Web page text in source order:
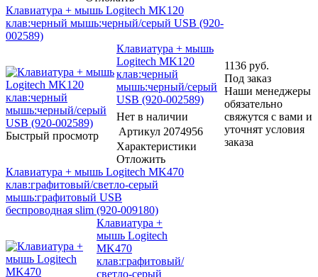
Клавиатура + мышь Logitech MK120
клав:черный мышь:черный/серый USB (920-
002589)
Быстрый просмотр
Клавиатура + мышь
Logitech MK120
клав:черный
мышь:черный/серый
USB (920-002589)
Нет в наличии
Артикул 2074956
Характеристики
Отложить
1136 руб.
Под заказ
Наши менеджеры
обязательно
свяжутся с вами и
уточнят условия
заказа
Клавиатура + мышь Logitech MK470
клав:графитовый/светло-серый
мышь:графитовый USB
беспроводная slim (920-009180)
Клавиатура +
мышь Logitech
MK470
клав:графитовый/
светло-серый